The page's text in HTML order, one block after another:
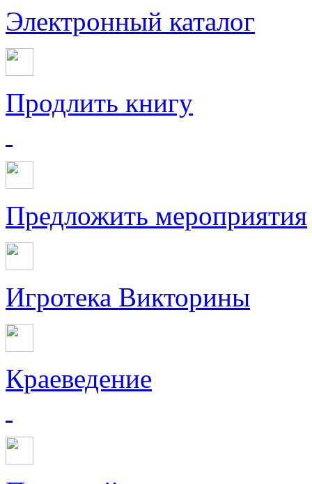
Электронный каталог
Продлить книгу
Предложить мероприятия
Игротека Викторины
Краеведение